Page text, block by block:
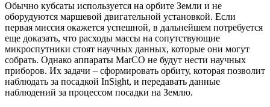
Обычно кубсаты используется на орбите Земли и не
оборудуются маршевой двигательной установкой. Если
первая миссия окажется успешной, в дальнейшем потребуется
еще доказать, что расходы массы на сопутствующие
микроспутники стоят научных данных, которые они могут
собрать. Однако аппараты MarCO не будут нести научных
приборов. Их задачи – сформировать орбиту, которая позволит
наблюдать за посадкой InSight, и передавать данные
наблюдений за процессом посадки на Землю.